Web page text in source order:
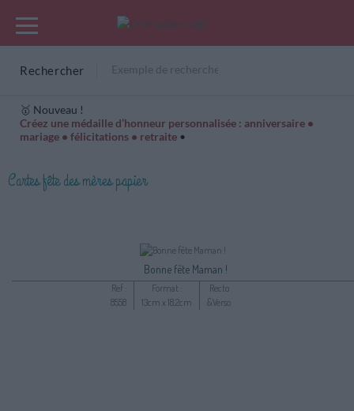
Rechercher
🥇 Nouveau !
Créez une médaille d’honneur personnalisée : anniversaire •
mariage • félicitations • retraite •
Cartes Hiver Cadeaux années de naissance
Cartes fête des mères papier
Bonne fête Maman !
Ref :
8558
Format :
13cm x 18,2cm
Recto
&Verso